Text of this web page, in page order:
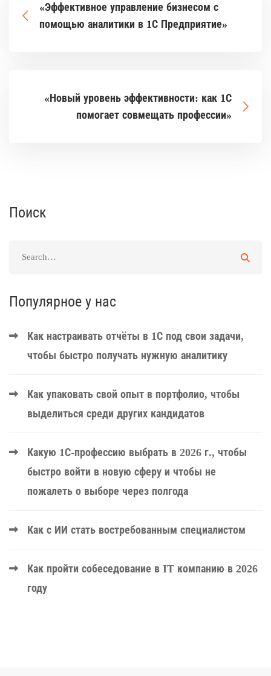
«Эффективное управление бизнесом с
помощью аналитики в 1С Предприятие»
«Новый уровень эффективности: как 1С
помогает совмещать профессии»
Поиск
Популярное у нас
Как настраивать отчёты в 1С под свои задачи,
чтобы быстро получать нужную аналитику
Как упаковать свой опыт в портфолио, чтобы
выделиться среди других кандидатов
Какую 1С-профессию выбрать в 2026 г., чтобы
быстро войти в новую сферу и чтобы не
пожалеть о выборе через полгода
Как с ИИ стать востребованным специалистом
Как пройти собеседование в IT компанию в 2026
году